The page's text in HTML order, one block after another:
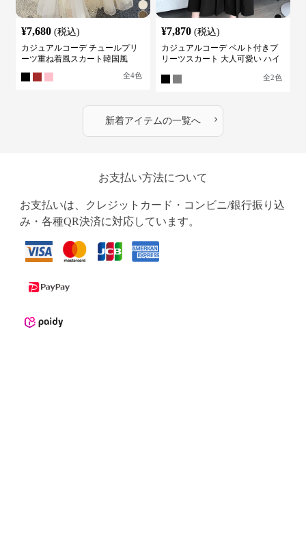
¥7,680 (税込)
カジュアルコーデ チュールプリ
ーツ重ね着風スカート韓国風
全4色
¥7,870 (税込)
カジュアルコーデ ベルト付きプ
リーツスカート 大人可愛い ハイ
全2色
新着アイテムの一覧へ ›
お支払い方法について
お支払いは、クレジットカード・コンビニ/銀行振り込
み・各種QR決済に対応しています。